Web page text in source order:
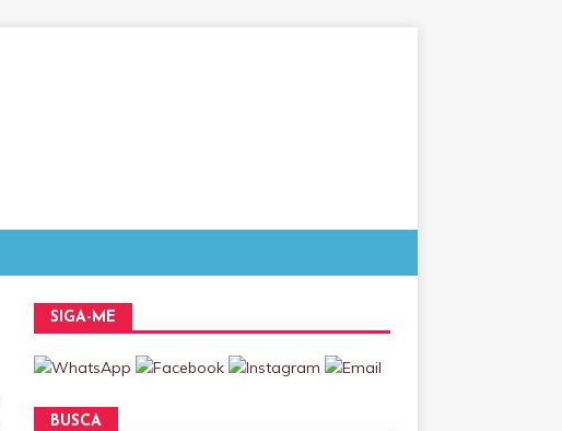
SIGA-ME
BUSCA